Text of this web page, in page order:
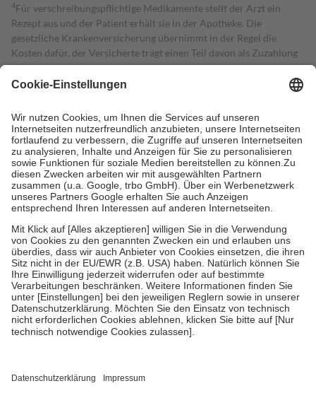
4Für verschreibungspflichtige Medikamente stellt der Arzt ein
Rezept aus und der Patient erhält sie in der Apotheke. Die
gesetzliche Krankenversicherung übernimmt in der Regel die
Kosten dafür, der Versicherte trägt einen Teil davon als Zuzahlung
mit.
Grundsätzlich leisten Mitglieder Zuzahlungen in Höhe von zehn
höchstens zehn Euro.
Es sind jedoch nie mehr als die tatsächlichen
Kosten der Leistung zu entrichten.
Diese Regeln gelten grundsätzlich auch für Online-Apotheken.
Bei Heilmitteln und häuslicher Krankenpflege beträgt die
Zuzahlung zehn Prozent der Kosten sowie zehn Euro je
Verordnung.
Um das Engagement der Versicherten für ihre eigene Gesundheit zu
stärken und die besondere Stellung der Familie zu unterstützen,
fallenkeine Zuzahlungenan bei:
• Kindern und Jugendlichen bis zum vollendeten 18. Lebensjahr
mit Ausnahme der Fahrkosten
• Untersuchungen zur Vorsorge und Früherkennung, die von der
GKV getragen werden
• empfohlenen Schutzimpfungen
• Harn- und Blutteststreifen
getroffen, um sicherzustellen, dass es sich um echte Bewertungen